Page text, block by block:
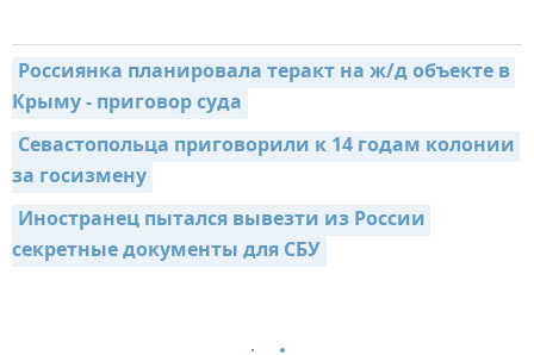
Россиянка планировала теракт на ж/д объекте в
Крыму - приговор суда
Севастопольца приговорили к 14 годам колонии
за госизмену
Иностранец пытался вывезти из России
секретные документы для СБУ